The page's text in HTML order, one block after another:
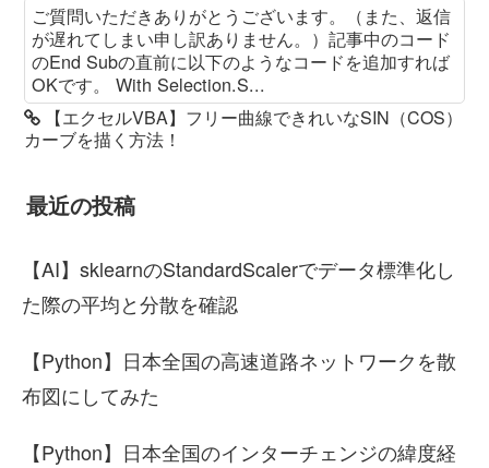
ご質問いただきありがとうございます。（また、返信
が遅れてしまい申し訳ありません。）記事中のコード
のEnd Subの直前に以下のようなコードを追加すれば
OKです。 With Selection.S...
【エクセルVBA】フリー曲線できれいなSIN（COS）
カーブを描く方法！
最近の投稿
【AI】sklearnのStandardScalerでデータ標準化し
た際の平均と分散を確認
【Python】日本全国の高速道路ネットワークを散
布図にしてみた
【Python】日本全国のインターチェンジの緯度経